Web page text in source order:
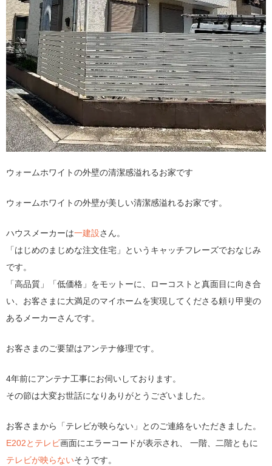
ウォームホワイトの外壁の清潔感溢れるお家です
ウォームホワイトの外壁が美しい清潔感溢れるお家です。
ハウスメーカーは一建設さん。
「はじめのまじめな注文住宅」というキャッチフレーズでおなじみ
です。
「高品質」「低価格」をモットーに、ローコストと真面目に向き合
い、お客さまに大満足のマイホームを実現してくださる頼り甲斐の
あるメーカーさんです。
お客さまのご要望はアンテナ修理です。
4年前にアンテナ工事にお伺いしております。
その節は大変お世話になりありがとうございました。
お客さまから「テレビが映らない」とのご連絡をいただきました。
E202とテレビ画面にエラーコードが表示され、 一階、二階ともに
テレビが映らないそうです。